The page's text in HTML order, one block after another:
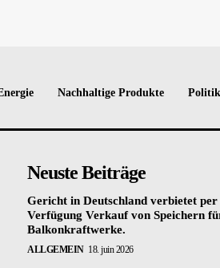
Nachhaltige Produkte Politik
Neuste Beiträge
Gericht in Deutschland verbietet
Verfügung Verkauf von Speichern
Balkonkraftwerke.
ALLGEMEIN 18. juin 2026